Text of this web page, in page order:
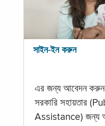
সাইন-ইন করুন
এর জন্য আবেদন
সরকারি সহায়তার
Assistance) জন্য